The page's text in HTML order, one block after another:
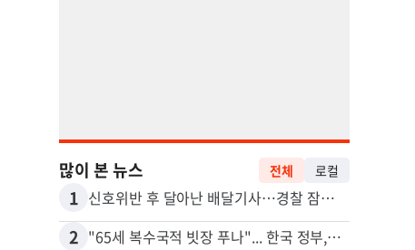
많이 본 뉴스 전체 로컬
1 신호위반 후 달아난 배달기사…경찰 잠복해 잡고보니 ‘반전’
2 "65세 복수국적 빗장 푸나"... 한국 정부, 연령 완화 전면 추진